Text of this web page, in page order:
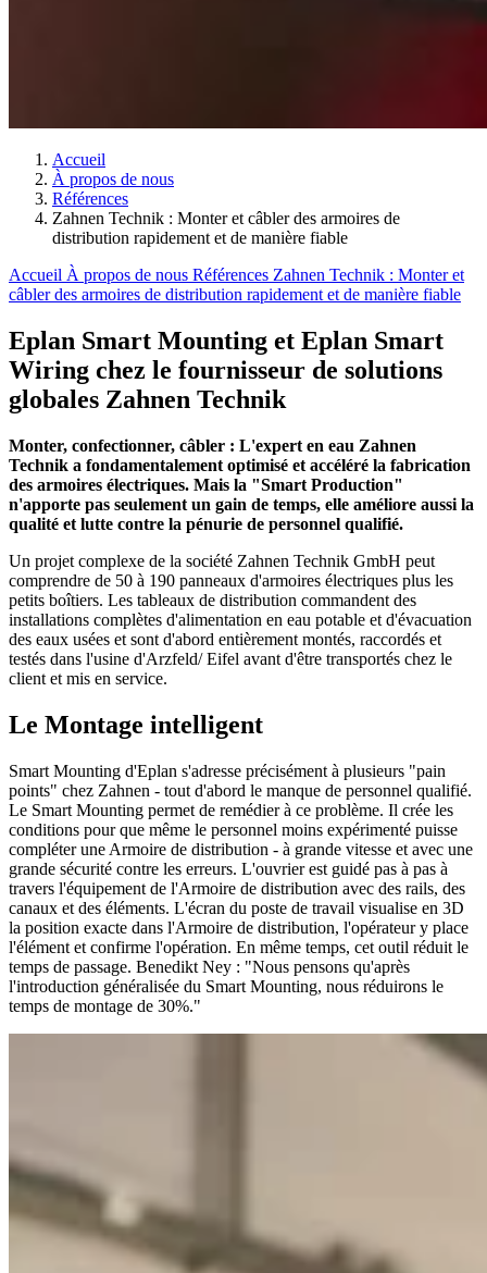
Accueil
À propos de nous
Références
Zahnen Technik : Monter et câbler des armoires de
distribution rapidement et de manière fiable
Accueil À propos de nous Références Zahnen Technik : Monter et
câbler des armoires de distribution rapidement et de manière fiable
Eplan Smart Mounting et Eplan Smart
Wiring chez le fournisseur de solutions
globales Zahnen Technik
Monter, confectionner, câbler : L'expert en eau Zahnen
Technik a fondamentalement optimisé et accéléré la fabrication
des armoires électriques. Mais la "Smart Production"
n'apporte pas seulement un gain de temps, elle améliore aussi la
qualité et lutte contre la pénurie de personnel qualifié.
Un projet complexe de la société Zahnen Technik GmbH peut
comprendre de 50 à 190 panneaux d'armoires électriques plus les
petits boîtiers. Les tableaux de distribution commandent des
installations complètes d'alimentation en eau potable et d'évacuation
des eaux usées et sont d'abord entièrement montés, raccordés et
testés dans l'usine d'Arzfeld/ Eifel avant d'être transportés chez le
client et mis en service.
Le Montage intelligent
Smart Mounting d'Eplan s'adresse précisément à plusieurs "pain
points" chez Zahnen - tout d'abord le manque de personnel qualifié.
Le Smart Mounting permet de remédier à ce problème. Il crée les
conditions pour que même le personnel moins expérimenté puisse
compléter une Armoire de distribution - à grande vitesse et avec une
grande sécurité contre les erreurs. L'ouvrier est guidé pas à pas à
travers l'équipement de l'Armoire de distribution avec des rails, des
canaux et des éléments. L'écran du poste de travail visualise en 3D
la position exacte dans l'Armoire de distribution, l'opérateur y place
l'élément et confirme l'opération. En même temps, cet outil réduit le
temps de passage. Benedikt Ney : "Nous pensons qu'après
l'introduction généralisée du Smart Mounting, nous réduirons le
temps de montage de 30%."